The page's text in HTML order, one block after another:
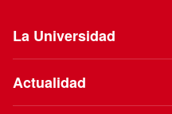
La Universidad
Actualidad